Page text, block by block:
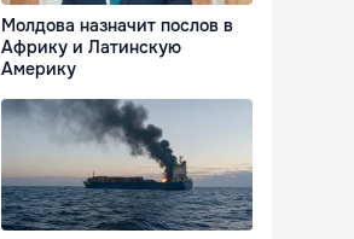
Молдова назначит послов в
Африку и Латинскую
Америку